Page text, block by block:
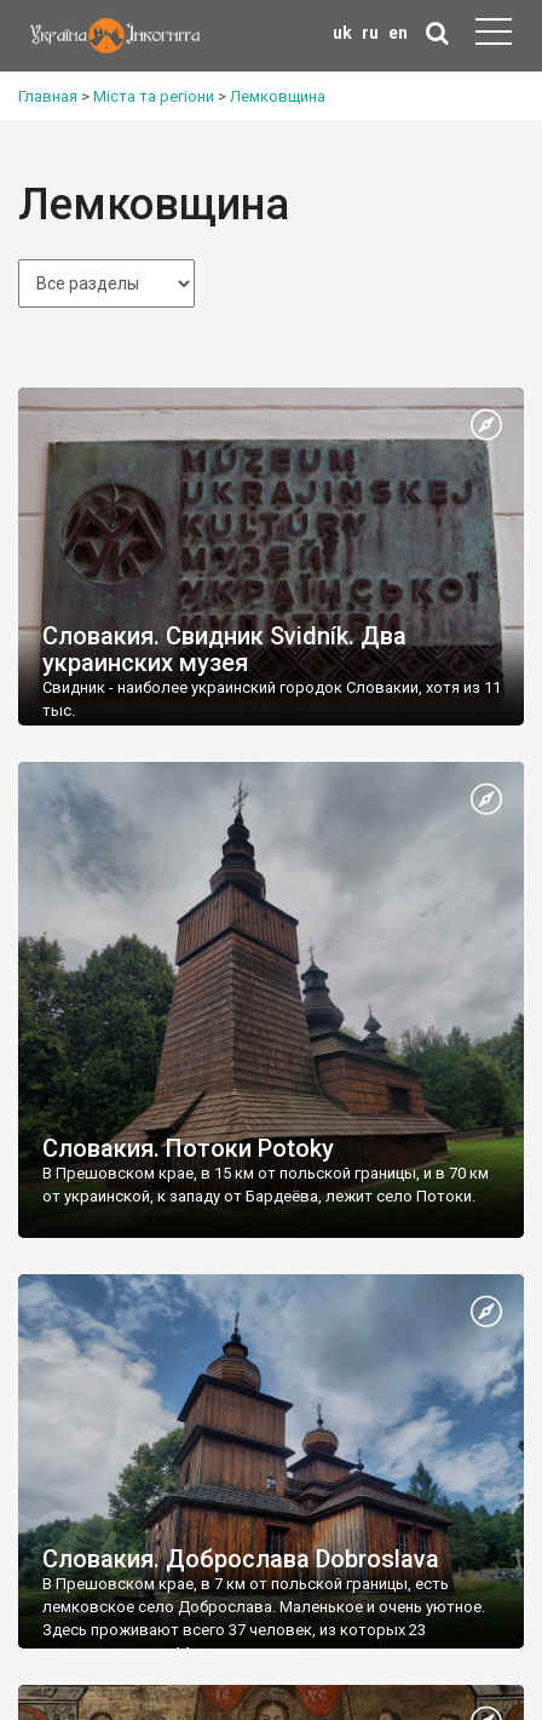
uk ru en
Главная > Міста та регіони >Лемковщина
Лемковщина
Словакия. Свидник Svidník. Два
украинских музея
Свидник - наиболее украинский городок Словакии, хотя из 11
тыс.
Словакия. Потоки Potoky
В Прешовском крае, в 15 км от польской границы, и в 70 км
от украинской, к западу от Бардеёва, лежит село Потоки.
Словакия. Доброслава Dobroslava
В Прешовском крае, в 7 км от польской границы, есть
лемковское село Доброслава. Маленькое и очень уютное.
Здесь проживают всего 37 человек, из которых 23
православные, а 14 - греко-католики.